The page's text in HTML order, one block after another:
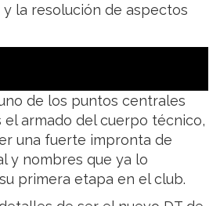
la resolución de aspectos
de los puntos centrales
armado del cuerpo técnico,
una fuerte impronta de
y nombres que ya lo
primera etapa en el club.